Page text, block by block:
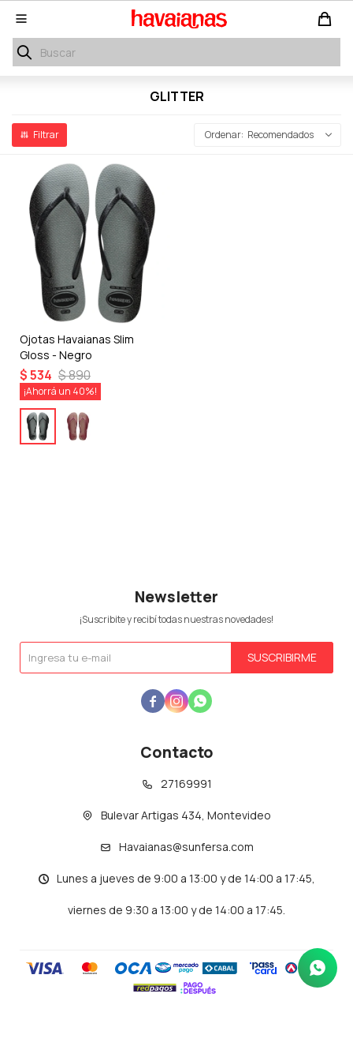

GLITTER
Recomendados
Ojotas Havaianas Slim
Gloss - Negro
$534 $890
40
Contacto
27169991
Bulevar Artigas 434, Montevideo
Havaianas@sunfersa.com
Lunes a jueves de 9:00 a 13:00 y de 14:00 a 17:45,
viernes de 9:30 a 13:00 y de 14:00 a 17:45.
Newsletter
¡Suscribite y recibí todas nuestras novedades!
SUSCRIBIRME
  